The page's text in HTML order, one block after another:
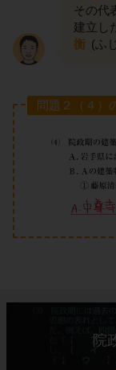
その代
建立し
衡 (ふ
問題２（４）
院